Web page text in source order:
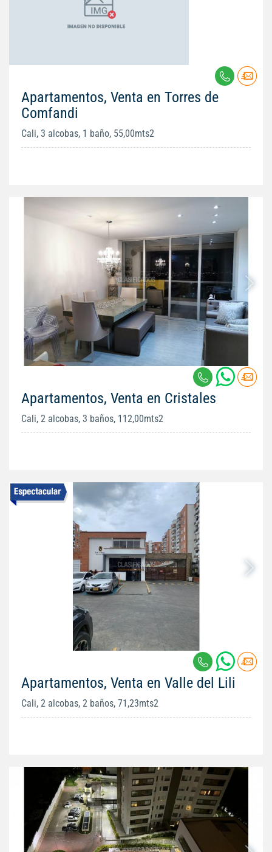
Apartamentos, Venta en Torres de
Comfandi
Cali, 3 alcobas, 1 baño, 55,00mts2
Apartamentos, Venta en Cristales
Cali, 2 alcobas, 3 baños, 112,00mts2
Apartamentos, Venta en Valle del Lili
Cali, 2 alcobas, 2 baños, 71,23mts2